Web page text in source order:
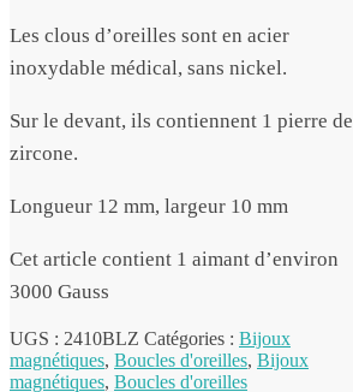
Les clous d’oreilles sont en acier
inoxydable médical, sans nickel.
Sur le devant, ils contiennent 1 pierre de
zircone.
Longueur 12 mm, largeur 10 mm
Cet article contient 1 aimant d’environ
3000 Gauss
UGS : 2410BLZ Catégories : Bijoux
magnétiques, Boucles d'oreilles, Bijoux
magnétiques, Boucles d'oreilles